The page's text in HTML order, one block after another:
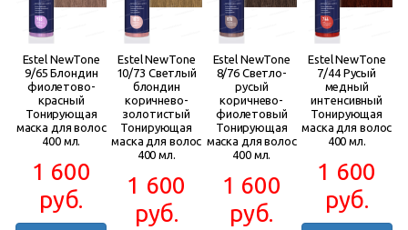
Estel NewTone
9/65 Блондин
фиолетово-
красный
Тонирующая
маска для волос
400 мл.
1 600
руб.
Estel NewTone
10/73 Светлый
блондин
коричнево-
золотистый
Тонирующая
маска для волос
400 мл.
1 600
руб.
Estel NewTone
8/76 Светло-
русый
коричнево-
фиолетовый
Тонирующая
маска для волос
400 мл.
1 600
руб.
Estel NewTone
7/44 Русый
медный
интенсивный
Тонирующая
маска для волос
400 мл.
1 600
руб.